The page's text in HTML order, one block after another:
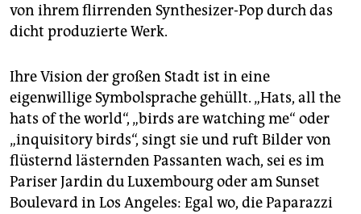
von ihrem flirrenden Synthesizer-Pop durch das
dicht produzierte Werk.
Ihre Vision der großen Stadt ist in eine
eigenwillige Symbolsprache gehüllt. „Hats, all the
hats of the world“, „birds are watching me“ oder
„inquisitory birds“, singt sie und ruft Bilder von
flüsternd lästernden Passanten wach, sei es im
Pariser Jardin du Luxembourg oder am Sunset
Boulevard in Los Angeles: Egal wo, die Paparazzi